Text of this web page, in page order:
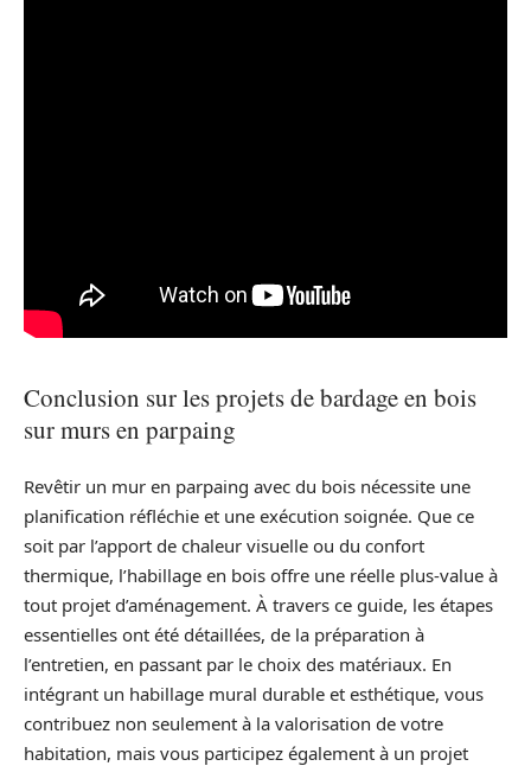
Conclusion sur les projets de bardage en bois
sur murs en parpaing
Revêtir un mur en parpaing avec du bois nécessite une
planification réfléchie et une exécution soignée. Que ce
soit par l’apport de chaleur visuelle ou du confort
thermique, l’habillage en bois offre une réelle plus-value à
tout projet d’aménagement. À travers ce guide, les étapes
essentielles ont été détaillées, de la préparation à
l’entretien, en passant par le choix des matériaux. En
intégrant un habillage mural durable et esthétique, vous
contribuez non seulement à la valorisation de votre
habitation, mais vous participez également à un projet